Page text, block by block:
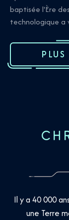
baptisée l'Ère
technologique a
PLUS
Il y a 40 000
une Terre